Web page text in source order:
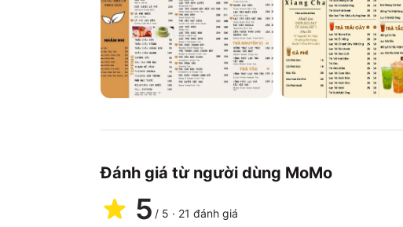
Đánh giá từ người dùng MoMo
5 / 5 · 21 đánh giá